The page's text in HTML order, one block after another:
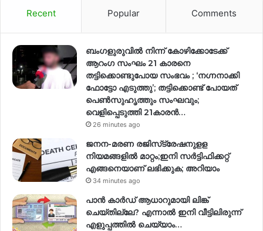
Recent Popular Comments
ബംഗളുരുവിൽ നിന്ന് കോഴിക്കോടേക്ക്
ആറംഗ സംഘം 21 കാരനെ
തട്ടിക്കൊണ്ടുപോയ സംഭവം ; ‘നഗ്നനാക്കി
ഫോട്ടോ എടുത്തു’; തട്ടിക്കൊണ്ട് പോയത്
പെണ്‍സുഹൃത്തും സംഘവും;
വെളിപ്പെടുത്തി 21കാരന്‍…
26 minutes ago
ജനന-മരണ രജിസ്‌ട്രേഷനുളള
നിയമങ്ങളില്‍ മാറ്റം;ഇനി സര്‍ട്ടിഫിക്കറ്റ്
എങ്ങനെയാണ് ലഭിക്കുക; അറിയാം
34 minutes ago
പാൻ കാർഡ് ആധാറുമായി ലിങ്ക്
ചെയ്തില്ലേ? എന്നാൽ ഇനി വീട്ടിലിരുന്ന്
എളുപ്പത്തിൽ ചെയ്യാം…